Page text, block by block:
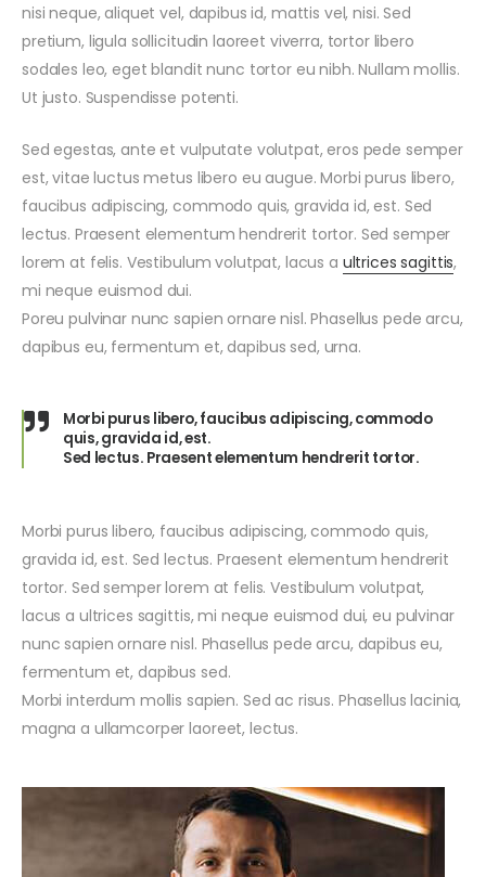
nisi neque, aliquet vel, dapibus id, mattis vel, nisi. Sed
pretium, ligula sollicitudin laoreet viverra, tortor libero
sodales leo, eget blandit nunc tortor eu nibh. Nullam mollis.
Ut justo. Suspendisse potenti.
Sed egestas, ante et vulputate volutpat, eros pede semper
est, vitae luctus metus libero eu augue. Morbi purus libero,
faucibus adipiscing, commodo quis, gravida id, est. Sed
lectus. Praesent elementum hendrerit tortor. Sed semper
lorem at felis. Vestibulum volutpat, lacus a ultrices sagittis,
mi neque euismod dui.
Poreu pulvinar nunc sapien ornare nisl. Phasellus pede arcu,
dapibus eu, fermentum et, dapibus sed, urna.
Morbi purus libero, faucibus adipiscing, commodo
quis, gravida id, est.
Sed lectus. Praesent elementum hendrerit tortor.
Morbi purus libero, faucibus adipiscing, commodo quis,
gravida id, est. Sed lectus. Praesent elementum hendrerit
tortor. Sed semper lorem at felis. Vestibulum volutpat,
lacus a ultrices sagittis, mi neque euismod dui, eu pulvinar
nunc sapien ornare nisl. Phasellus pede arcu, dapibus eu,
fermentum et, dapibus sed.
Morbi interdum mollis sapien. Sed ac risus. Phasellus lacinia,
magna a ullamcorper laoreet, lectus.